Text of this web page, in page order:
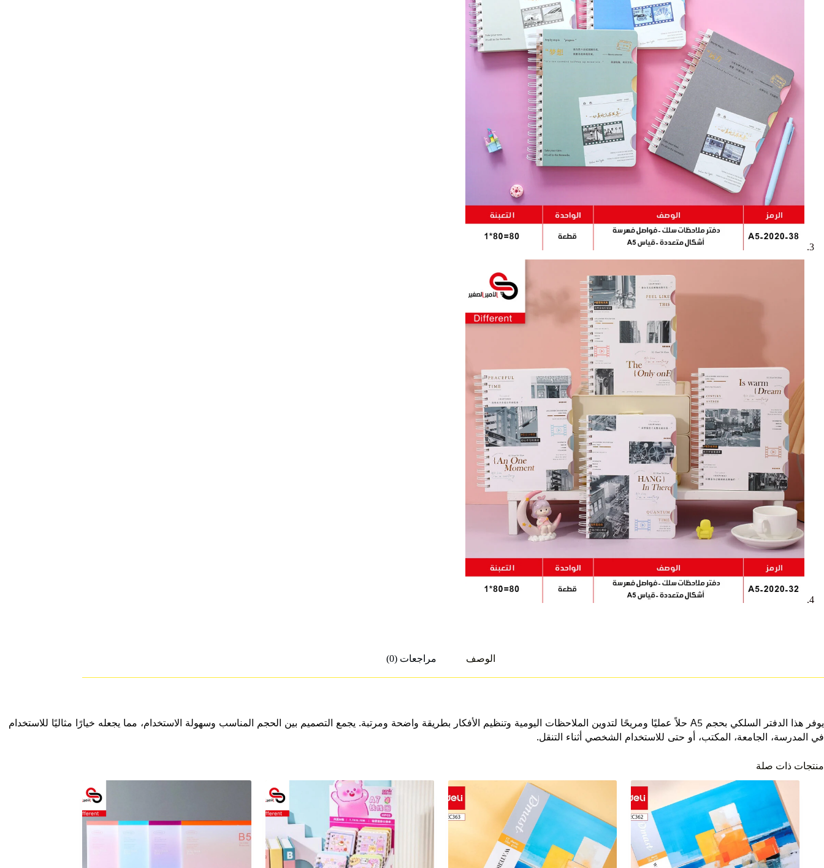
الوصف مراجعات (0)
يوفر هذا الدفتر السلكي بحجم A5 حلاً عمليًا ومريحًا لتدوين الملاحظات اليومية وتنظيم الأفكار بطريقة واضحة ومرتبة. يجمع التصميم بين الحجم المناسب وسهولة الاستخدام، مما يجعله خيارًا مثاليًا للاستخدام
في المدرسة، الجامعة، المكتب، أو حتى للاستخدام الشخصي أثناء التنقل.
منتجات ذات صلة